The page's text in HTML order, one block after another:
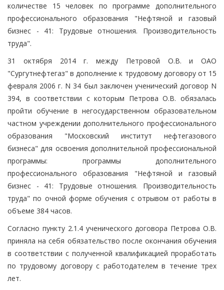
количестве 15 человек по программе дополнительного
профессионального образования "Нефтяной и газовый
бизнес - 41: Трудовые отношения. Производительность
труда".
31 октября 2014 г. между Петровой О.В. и ОАО
"Сургутнефтегаз" в дополнение к трудовому договору от 15
февраля 2006 г. N 34 был заключен ученический договор N
394, в соответствии с которым Петрова О.В. обязалась
пройти обучение в негосударственном образовательном
частном учреждении дополнительного профессионального
образования "Московский институт нефтегазового
бизнеса" для освоения дополнительной профессиональной
программы: программы дополнительного
профессионального образования "Нефтяной и газовый
бизнес - 41: Трудовые отношения. Производительность
труда" по очной форме обучения с отрывом от работы в
объеме 384 часов.
Согласно пункту 2.1.4 ученического договора Петрова О.В.
приняла на себя обязательство после окончания обучения
в соответствии с полученной квалификацией проработать
по трудовому договору с работодателем в течение трех
лет.